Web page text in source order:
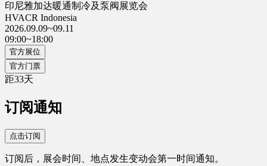
印尼雅加达暖通制冷及泵阀展览会
HVACR Indonesia
2026.09.09~09.11
09:00~18:00
官方展位
官方门票
距33天
订阅通知
点击订阅
订阅后，展会时间、地点发生变动会第一时间通知。